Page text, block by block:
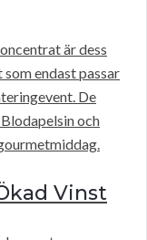
är dess
endast passar
De
och
Vinst